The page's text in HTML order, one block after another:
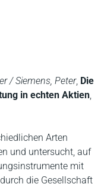
/ Siemens, Peter, Die
in echten Aktien,
Arten
und untersucht, auf
mit
die Gesellschaft